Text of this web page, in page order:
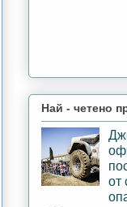
Най - четено
от